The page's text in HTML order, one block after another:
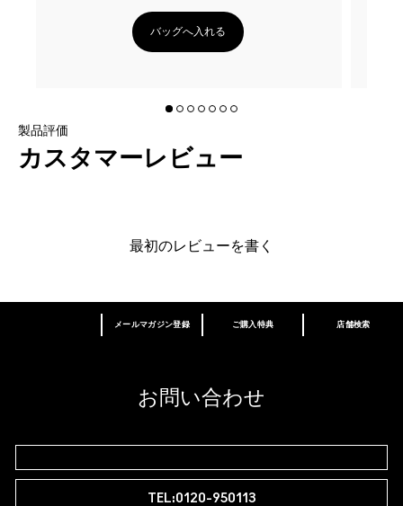
バッグへ入れる
製品評価
カスタマーレビュー
最初のレビューを書く
あなたはM･A･Cラバー ロイヤリティ プログ
登録後の初回購入時に10%OFF
メールマガジン登録 ご購入特典 店舗検索
お問い合わせ
TEL:0120-950113